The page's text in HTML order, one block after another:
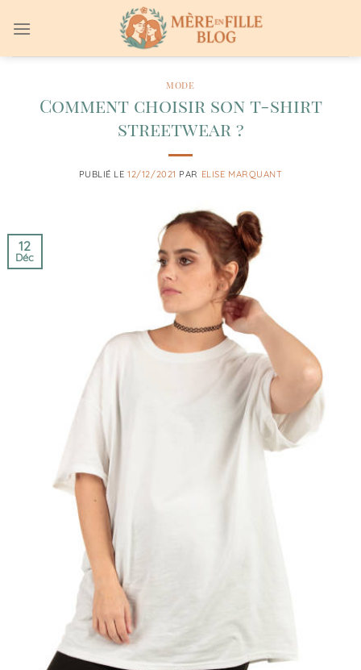
au
MODE
Comment choisir son t-shirt
streetwear ?
PUBLIÉ LE12/12/2021 PAR ELISE MARQUANT
12
Déc